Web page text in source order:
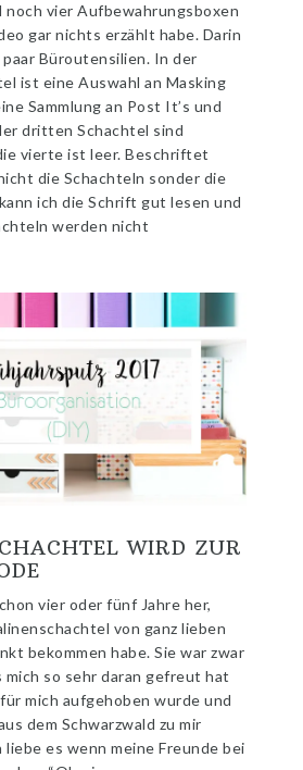
noch vier Aufbewahrungsboxen
gar nichts erzählt habe. Darin
Büroutensilien. In der
ist eine Auswahl an Masking
Sammlung an Post It’s und
dritten Schachtel sind
vierte ist leer. Beschriftet
die Schachteln sonder die
ich die Schrift gut lesen und
werden nicht
WIRD ZUR
vier oder fünf Jahre her,
von ganz lieben
bekommen habe. Sie war zwar
mich so sehr daran gefreut hat
mich aufgehoben wurde und
dem Schwarzwald zu mir
es wenn meine Freunde bei